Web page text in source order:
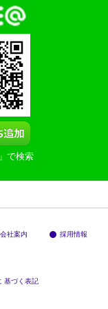
で検索
会社案内 採用情報
基づく表記